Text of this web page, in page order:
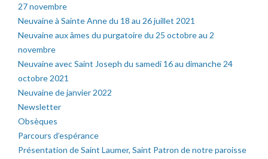
27 novembre
Neuvaine à Sainte Anne du 18 au 26 juillet 2021
Neuvaine aux âmes du purgatoire du 25 octobre au 2
novembre
Neuvaine avec Saint Joseph du samedi 16 au dimanche 24
octobre 2021
Neuvaine de janvier 2022
Newsletter
Obsèques
Parcours d’espérance
Présentation de Saint Laumer, Saint Patron de notre paroisse